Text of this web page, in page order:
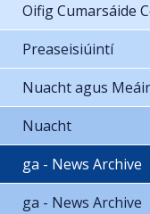
Oifig Cumarsáide
Preaseisiúintí
Nuacht agus
Nuacht
ga - News Archive
ga - News Archive